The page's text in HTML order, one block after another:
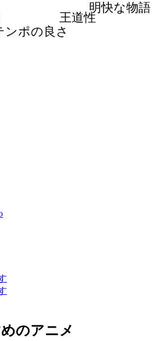
明快な物語
王道性
ンポの良さ
のアニメ